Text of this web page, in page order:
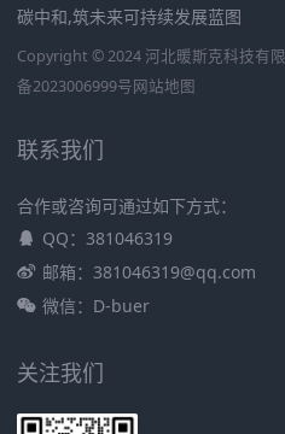
碳中和,筑未来可持续发展蓝图
Copyright © 2024 河北暖斯克科技有
备2023006999号网站地图
联系我们
合作或咨询可通过如下方式：
QQ：381046319
邮箱：381046319@qq.com
微信：D-buer
关注我们